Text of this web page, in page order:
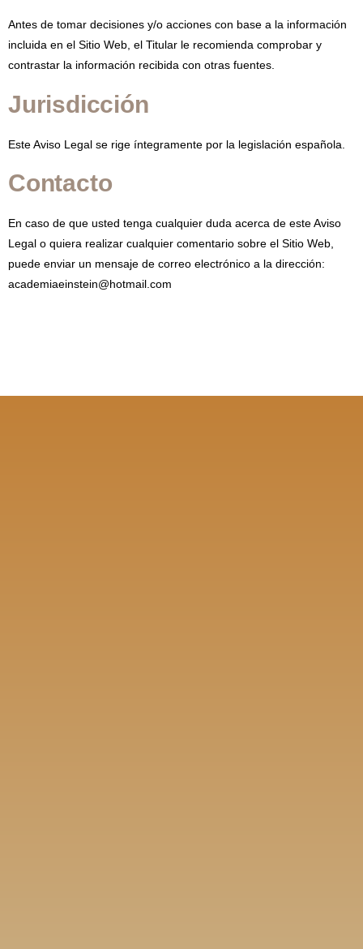
Antes de tomar decisiones y/o acciones con base a la información
incluida en el Sitio Web, el Titular le recomienda comprobar y
contrastar la información recibida con otras fuentes.
Jurisdicción
Este Aviso Legal se rige íntegramente por la legislación española.
Contacto
En caso de que usted tenga cualquier duda acerca de este Aviso
Legal o quiera realizar cualquier comentario sobre el Sitio Web,
puede enviar un mensaje de correo electrónico a la dirección:
academiaeinstein@hotmail.com